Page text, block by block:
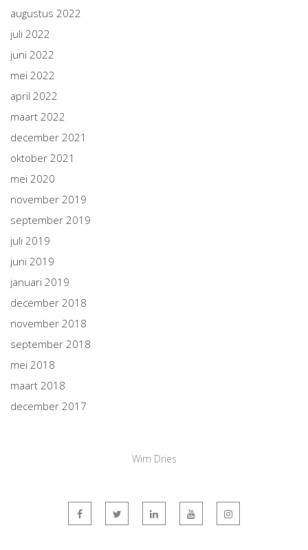
augustus 2022
juli 2022
juni 2022
mei 2022
april 2022
maart 2022
december 2021
oktober 2021
mei 2020
november 2019
september 2019
juli 2019
juni 2019
januari 2019
december 2018
november 2018
september 2018
mei 2018
maart 2018
december 2017
Wim Dries